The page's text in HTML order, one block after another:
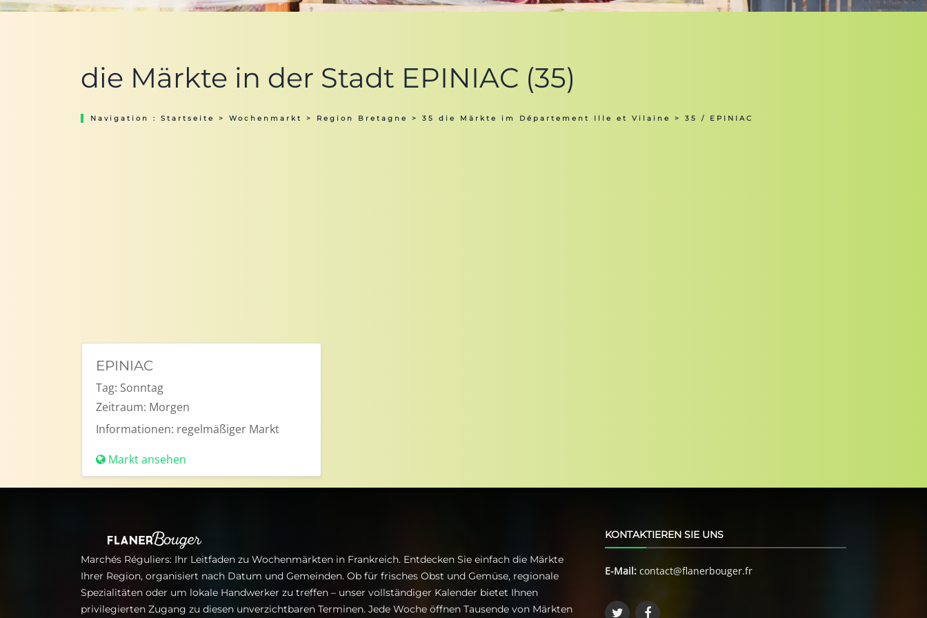
die Märkte in der Stadt EPINIAC (35)
Navigation : Startseite > Wochenmarkt > Region Bretagne > 35 die Märkte im Département Ille et Vilaine > 35 / EPINIAC
EPINIAC
Tag: Sonntag
Zeitraum: Morgen
Informationen: regelmäßiger Markt
Markt ansehen
Marchés Réguliers: Ihr Leitfaden zu Wochenmärkten in Frankreich. Entdecken Sie einfach die Märkte
Ihrer Region, organisiert nach Datum und Gemeinden. Ob für frisches Obst und Gemüse, regionale
Spezialitäten oder um lokale Handwerker zu treffen – unser vollständiger Kalender bietet Ihnen
privilegierten Zugang zu diesen unverzichtbaren Terminen. Jede Woche öffnen Tausende von Märkten
KONTAKTIEREN SIE UNS
E-Mail: contact@flanerbouger.fr